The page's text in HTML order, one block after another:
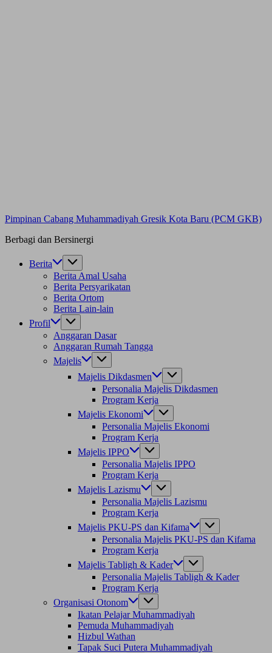
Pimpinan Cabang Muhammadiyah Gresik Kota Baru (PCM GKB)
Berbagi dan Bersinergi
Berita
Berita Amal Usaha
Berita Persyarikatan
Berita Ortom
Berita Lain-lain
Profil
Anggaran Dasar
Anggaran Rumah Tangga
Majelis
Majelis Dikdasmen
Personalia Majelis Dikdasmen
Program Kerja
Majelis Ekonomi
Personalia Majelis Ekonomi
Program Kerja
Majelis IPPO
Personalia Majelis IPPO
Program Kerja
Majelis Lazismu
Personalia Majelis Lazismu
Program Kerja
Majelis PKU-PS dan Kifama
Personalia Majelis PKU-PS dan Kifama
Program Kerja
Majelis Tabligh & Kader
Personalia Majelis Tabligh & Kader
Program Kerja
Organisasi Otonom
Ikatan Pelajar Muhammadiyah
Pemuda Muhammadiyah
Hizbul Wathan
Tapak Suci Putera Muhammadiyah